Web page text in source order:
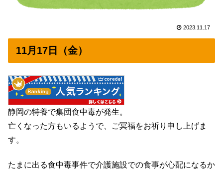
2023.11.17
11月17日（金）
静岡の特養で集団食中毒が発生。
亡くなった方もいるようで、ご冥福をお祈り申し上げま
す。
たまに出る食中毒事件で介護施設での食事が心配になるか